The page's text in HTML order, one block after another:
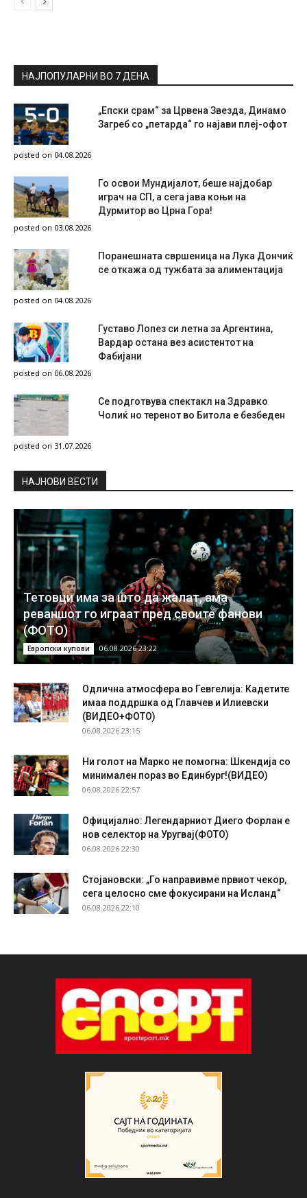
НАЈПОПУЛАРНИ ВО 7 ДЕНА
„Епски срам“ за Црвена Звезда, Динамо
Загреб со „петарда“ го најави плеј-офот
posted on 04.08.2026
Го освои Мундијалот, беше најдобар
играч на СП, а сега јава коњи на
Дурмитор во Црна Гора!
posted on 03.08.2026
Поранешната свршеница на Лука Дончиќ
се откажа од тужбата за алиментација
posted on 04.08.2026
Густаво Лопез си летна за Аргентина,
Вардар остана вез асистентот на
Фабијани
posted on 06.08.2026
Се подготвува спектакл на Здравко
Чолиќ но теренот во Битола е безбеден
posted on 31.07.2026
НAЈНОВИ ВЕСТИ
Тетовци има за што да жалат, ама
реваншот го играат пред своите фанови
(ФОТО)
Европски купови 06.08.2026 23:22
Одлична атмосфера во Гевгелија: Кадетите
имаа поддршка од Главчев и Илиевски
(ВИДЕО+ФОТО)
06.08.2026 23:15
Ни голот на Марко не помогна: Шкендија со
минимален пораз во Единбург!(ВИДЕО)
06.08.2026 22:57
Официјално: Легендарниот Диего Форлан е
нов селектор на Уругвај(ФОТО)
06.08.2026 22:30
Стојановски: „Го направивме првиот чекор,
сега целосно сме фокусирани на Исланд“
06.08.2026 22:10